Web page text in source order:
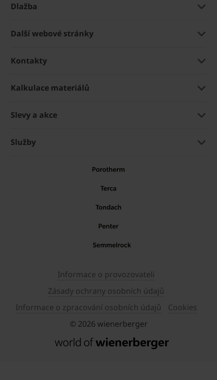
Dlažba
Další webové stránky
Kontakty
Kalkulace materiálů
Slevy a akce
Služby
Informace o provozovateli
Zásady ochrany osobních údajů
Informace o zpracování osobních údajů
Cookies
© 2026 wienerberger